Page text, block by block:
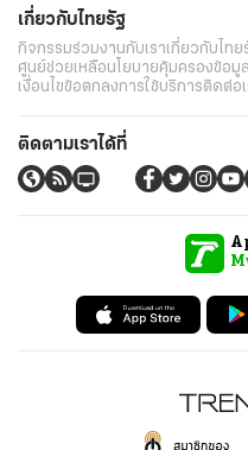
เกี่ยวกับไทยรัฐ
กิจกรรมร่วมงานกับเราเกี่ยวกับไทย
ศูนย์ช่วยเหลือนโยบายคุ้มครองข้อ
เงื่อนไขข้อตกลงการใช้บริการติดต่อ
ติดตามเราได้ที่